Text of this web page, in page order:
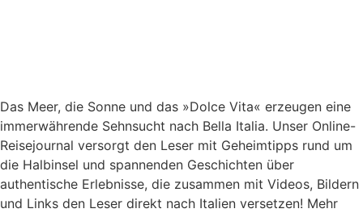
Das Meer, die Sonne und das »Dolce Vita« erzeugen eine
immerwährende Sehnsucht nach Bella Italia. Unser Online-
Reisejournal versorgt den Leser mit Geheimtipps rund um
die Halbinsel und spannenden Geschichten über
authentische Erlebnisse, die zusammen mit Videos, Bildern
und Links den Leser direkt nach Italien versetzen! Mehr